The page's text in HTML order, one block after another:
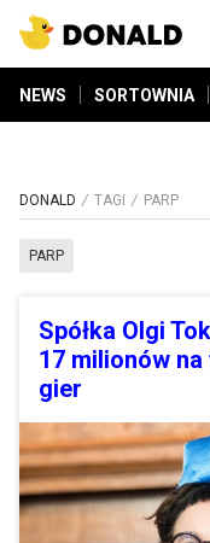
NEWS SORTOWNIA
DONALD TAGI PARP
PARP
Spółka Olgi
17 milionów
gier